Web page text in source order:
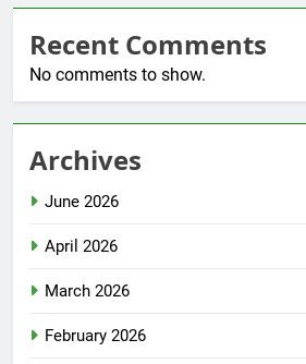
Recent Comments
No comments to show.
Archives
June 2026
April 2026
March 2026
February 2026